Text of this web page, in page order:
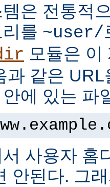
은 전통적
를 ~user/
모듈은
과 같은
에 있는 파
사용자 홈
안된다. 그